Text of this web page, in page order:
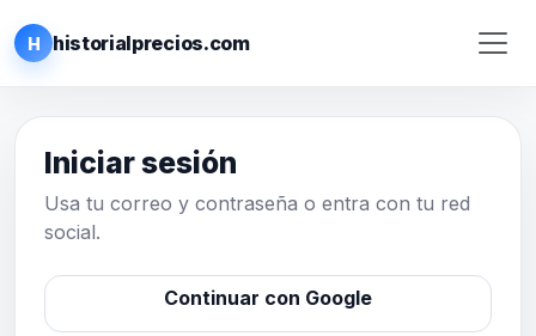
H historialprecios.com
Iniciar sesión
Usa tu correo y contraseña o entra con tu red
social.
Continuar con Google